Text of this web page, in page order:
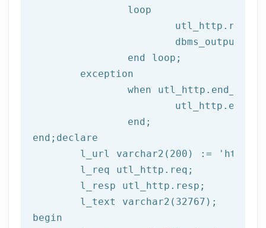
end loop;
end ;
end ; declare
	l_url varchar2(
200 ) :=
'http://
begin